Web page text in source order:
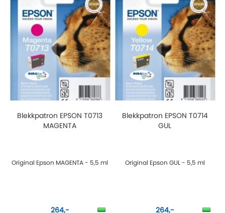
Blekkpatron EPSON T0713
MAGENTA
Original Epson MAGENTA - 5,5 ml
264,-
Blekkpatron EPSON T0714
GUL
Original Epson GUL - 5,5 ml
264,-